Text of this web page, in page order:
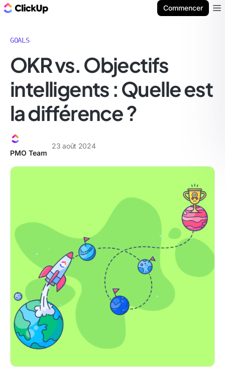
Commencer
GOALS
OKR vs. Objectifs
intelligents : Quelle est
la différence ?
PMO Team
23 août 2024